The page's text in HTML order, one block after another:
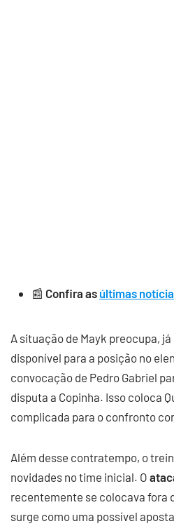
📰 Confira as últimas
A situação de Mayk preocupa,
disponível para a posição no
convocação de Pedro Gabriel
disputa a Copinha. Isso coloca
complicada para o confronto
Além desse contratempo, o
novidades no time inicial. O
recentemente se colocava fora
surge como uma possível